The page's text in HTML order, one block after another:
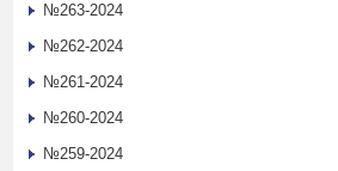
№263-2024
№262-2024
№261-2024
№260-2024
№259-2024